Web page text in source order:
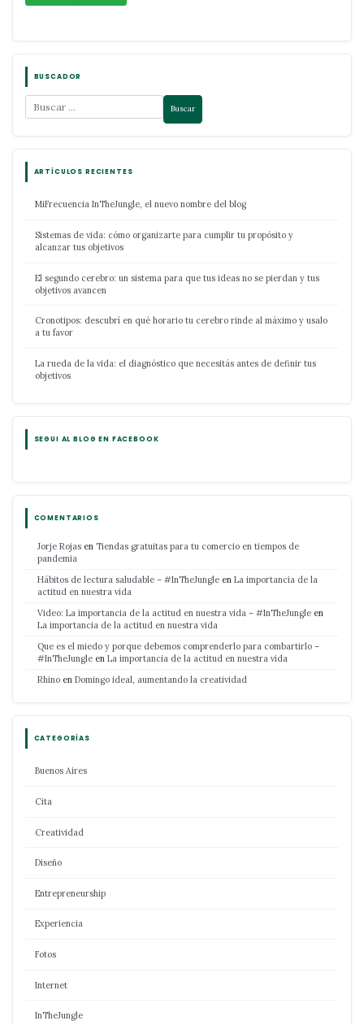
BUSCADOR
ARTÍCULOS RECIENTES
MiFrecuencia InTheJungle, el nuevo nombre del blog
Sistemas de vida: cómo organizarte para cumplir tu propósito y
alcanzar tus objetivos
El segundo cerebro: un sistema para que tus ideas no se pierdan y tus
objetivos avancen
Cronotipos: descubrí en qué horario tu cerebro rinde al máximo y usalo
a tu favor
La rueda de la vida: el diagnóstico que necesitás antes de definir tus
objetivos
SEGUI AL BLOG EN FACEBOOK
COMENTARIOS
Jorje Rojas en Tiendas gratuitas para tu comercio en tiempos de
pandemia
Hábitos de lectura saludable – #InTheJungle en La importancia de la
actitud en nuestra vida
Video: La importancia de la actitud en nuestra vida – #InTheJungle en
La importancia de la actitud en nuestra vida
Que es el miedo y porque debemos comprenderlo para combartirlo –
#InTheJungle en La importancia de la actitud en nuestra vida
Rhino en Domingo ideal, aumentando la creatividad
CATEGORÍAS
Buenos Aires
Cita
Creatividad
Diseño
Entrepreneurship
Experiencia
Fotos
Internet
InTheJungle